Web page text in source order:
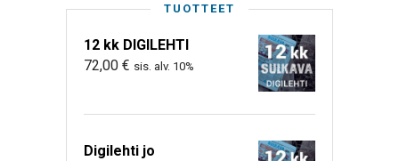
TUOTTEET
12 kk DIGILEHTI
72,00 € sis. alv. 10%
Digilehti jo